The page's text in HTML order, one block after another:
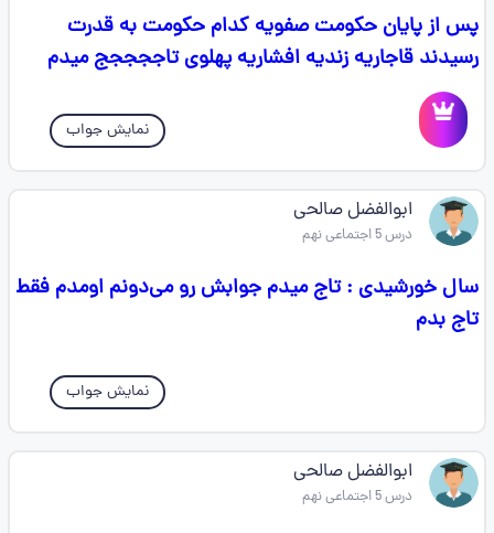
پس از پایان حکومت صفویه کدام حکومت به قدرت
رسیدند قاجاریه زندیه افشاریه پهلوی تاججججج میدم
نمایش جواب
ابوالفضل صالحی
درس 5 اجتماعی نهم
سال خورشیدی : تاج میدم جوابش رو می‌دونم اومدم فقط
تاج بدم
نمایش جواب
ابوالفضل صالحی
درس 5 اجتماعی نهم